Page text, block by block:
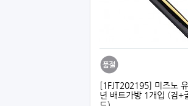
[1FJT202195] 미즈노
년 배트가방 1개입 (검+